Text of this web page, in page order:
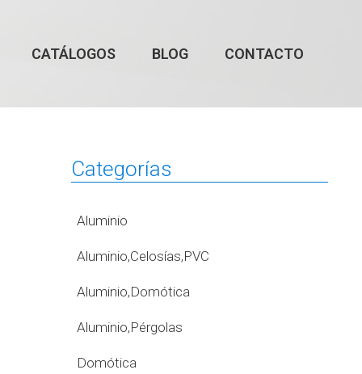
CATÁLOGOS BLOG CONTACTO
Categorías
Aluminio
Aluminio,Celosías,PVC
Aluminio,Domótica
Aluminio,Pérgolas
Domótica